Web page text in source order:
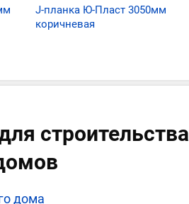
J-планка Ю-Пласт 3050мм
коричневая
строительства
дома